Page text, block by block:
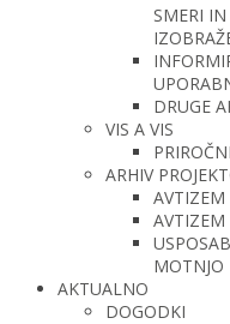
SMERI
DRUGE
VIS A VIS
ARHIV
MOTNJO
AKTUALNO
DOGODKI